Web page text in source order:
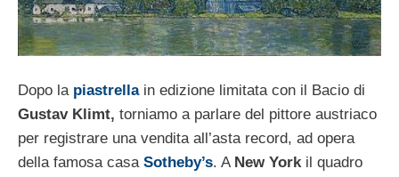
Dopo la piastrellain edizione limitata con il Bacio di
Gustav Klimt, torniamo a parlare del pittore austriaco
per registrare una vendita all’asta record, ad opera
della famosa casa Sotheby’s. A New Yorkil quadro